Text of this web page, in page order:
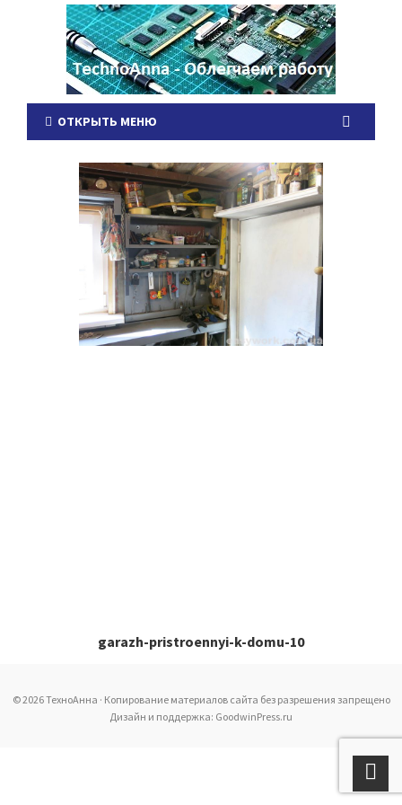
ОТКРЫТЬ МЕНЮ
garazh-pristroennyi-k-domu-10
© 2026 ТехноАнна · Копирование материалов сайта без разрешения запрещено
Дизайн и поддержка: GoodwinPress.ru